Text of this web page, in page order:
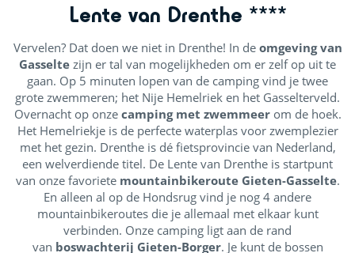
Lente van Drenthe ****
Vervelen? Dat doen we niet in Drenthe! In de omgeving van
Gasselte zijn er tal van mogelijkheden om er zelf op uit te
gaan. Op 5 minuten lopen van de camping vind je twee
grote zwemmeren; het Nije Hemelriek en het Gasselterveld.
Overnacht op onze camping met zwemmeerom de hoek.
Het Hemelriekje is de perfecte waterplas voor zwemplezier
met het gezin. Drenthe is dé fietsprovincie van Nederland,
een welverdiende titel. De Lente van Drenthe is startpunt
van onze favoriete mountainbikeroute Gieten-Gasselte.
En alleen al op de Hondsrug vind je nog 4 andere
mountainbikeroutes die je allemaal met elkaar kunt
verbinden. Onze camping ligt aan de rand
van boswachterij Gieten-Borger. Je kunt de bossen